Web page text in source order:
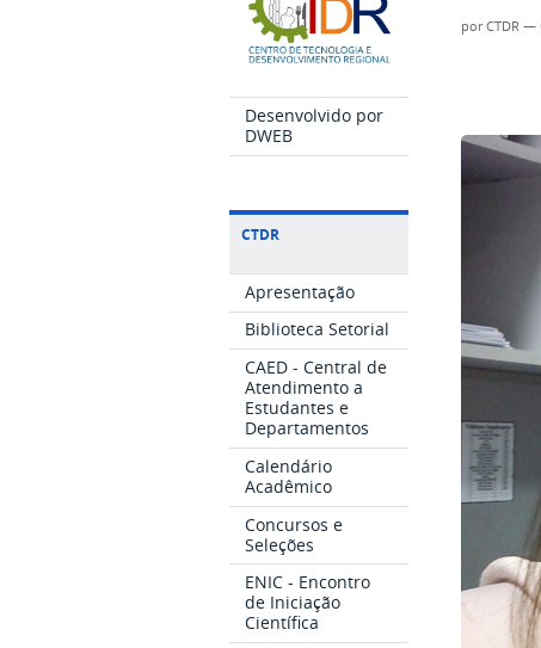
Desenvolvido por
DWEB
CTDR
Apresentação
Biblioteca Setorial
CAED - Central de
Atendimento a
Estudantes e
Departamentos
Calendário
Acadêmico
Concursos e
Seleções
ENIC - Encontro
de Iniciação
Científica
porCTDR —